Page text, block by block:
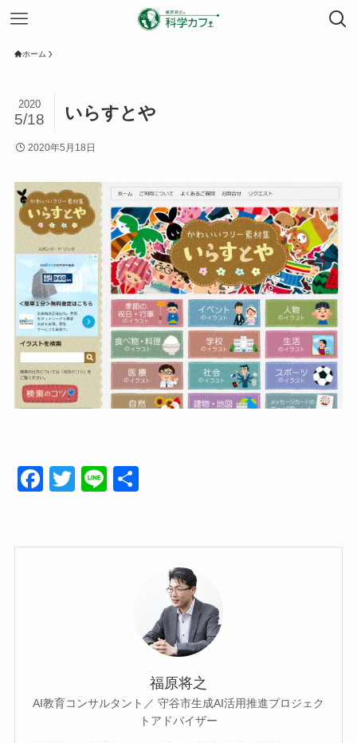
ホーム
いらすとや
2020
5/18
2020年5月18日
F
e
T
er
Li
福原将之
AI教育コンサルタント／ 守谷市生成AI活用推進プロジェク
トアドバイザー